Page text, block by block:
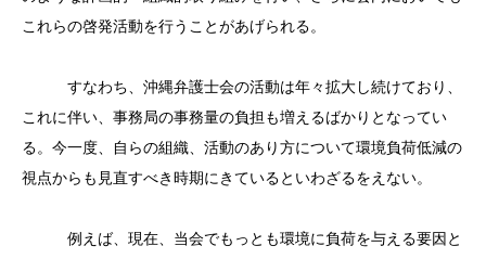
これらの啓発活動を行うことがあげられる。
すなわち、沖縄弁護士会の活動は年々拡大し続けており、
これに伴い、事務局の事務量の負担も増えるばかりとなってい
る。今一度、自らの組織、活動のあり方について環境負荷低減の
視点からも見直すべき時期にきているといわざるをえない。
例えば、現在、当会でもっとも環境に負荷を与える要因と